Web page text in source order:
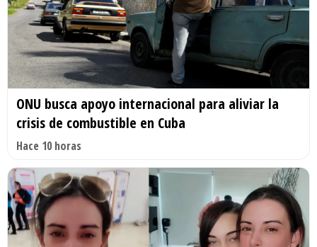
ONU busca apoyo internacional para aliviar la
crisis de combustible en Cuba
Hace 10 horas